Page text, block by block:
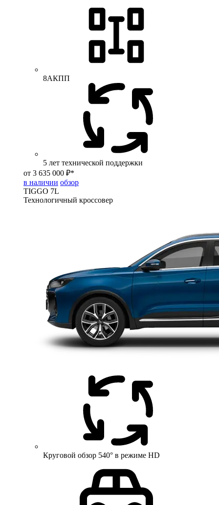
8АКПП
5 лет технической поддержки
от 3 635 000 ₽*
в наличии обзор
TIGGO 7L
Технологичный кроссовер
Круговой обзор 540° в режиме HD